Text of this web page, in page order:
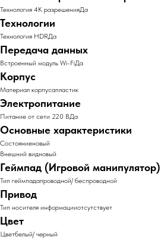
Технология 4K разрешенияДа
Технологии
Технология HDRДа
Передача данных
Встроенный модуль Wi-FiДа
Корпус
Материал корпусапластик
Электропитание
Питание от сети 220 ВДа
Основные характеристики
Состояниеновый
Внешний видновый
Геймпад (Игровой манипулятор)
Тип геймпадапроводной/ беспроводной
Привод
Тип носителя информацииотсутствует
Цвет
Цветбелый/ черный